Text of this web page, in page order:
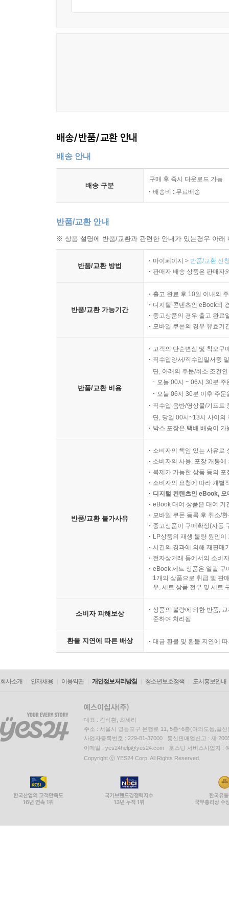
배송/반품/교환 안내
배송 안내
배송 구분
구매 후 즉시 다운로드 가능
배송비 : 무료배송
반품/교환 안내
※ 상품 설명에 반품/교환과 관련한 안내가 있는경우 아
반품/교환 방법
마이페이지 > 반품/교환 신
판매자 배송 상품은 판매자
반품/교환 가능기간
출고 완료 후 10일 이내의
디지털 콘텐츠인 eBook의
중고상품의 경우 출고 완료
모바일 쿠폰의 경우 유효기
반품/교환 비용
고객의 단순변심 및 착오구
직수입양서/직수입일서중
단, 아래의 주문/취소 조건
오늘 00시 ~ 06시 30분
오늘 06시 30분 이후 주
직수입 음반/영상물/기프트
단, 당일 00시~13시 사이의
박스 포장은 택배 배송이
반품/교환 불가사유
소비자의 책임 있는 사유로
소비자의 사용, 포장 개봉
복제가 가능한 상품 등의
소비자의 요청에 따라 개별
디지털 컨텐츠인 eBook,
eBook 대여 상품은 대여 기
모바일 쿠폰 등록 후 취소/
중고상품이 구매확정(자동
LP상품의 재생 불량 원인
시간의 경과에 의해 재판매
전자상거래 등에서의 소비
eBook 세트 상품은 일괄 구
1개의 상품으로 취급 및 판
우, 세트 상품 전부 및 세트
소비자 피해보상
상품의 불량에 의한 반품,
준하여 처리됨
환불 지연에 따른 배상 대금 환불 및 환불 지연에
회사소개 인재채용 이용약관 개인정보처리방침 청소년보호정책 도서홍보안내
대표 : 김석환, 최세라
주소 : 서울시 영등포구 은행로 11, 5층~6층(여의도동,일신
사업자등록번호 : 229-81-37000 통신판매업신고 : 제
이메일 : yes24help@yes24.com 호스팅 서비스사업자 :
Copyright ⓒ YES24 Corp. All Rights Reserved.